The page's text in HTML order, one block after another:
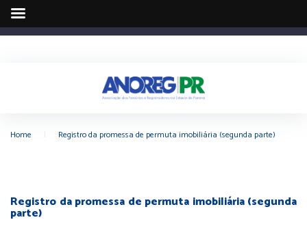
Home Registro da promessa de permuta imobiliária (segunda parte)
Registro da promessa de permuta imobiliária (segunda
parte)